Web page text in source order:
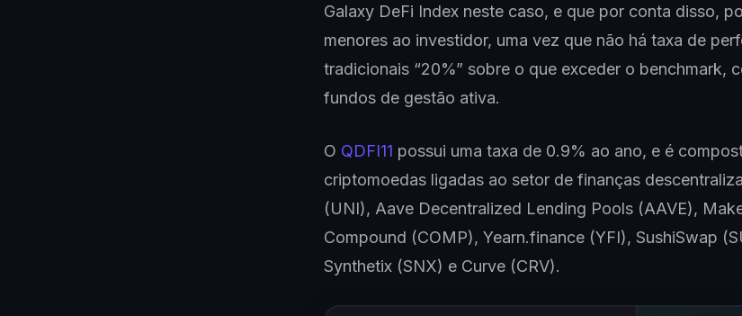
Galaxy DeFi Index neste caso, e que por conta disso,
menores ao investidor, uma vez que não há taxa de
tradicionais “20%” sobre o que exceder o benchmark,
fundos de gestão ativa.
O QDFI11 possui uma taxa de 0.9% ao ano, e é
criptomoedas ligadas ao setor de finanças
(UNI), Aave Decentralized Lending Pools (AAVE),
Compound (COMP), Yearn.finance (YFI), SushiSwap
Synthetix (SNX) e Curve (CRV).